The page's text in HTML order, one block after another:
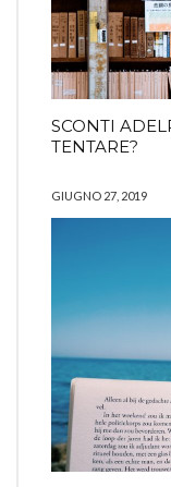
SCONTI
TENTARE?
GIUGNO 27, 2019